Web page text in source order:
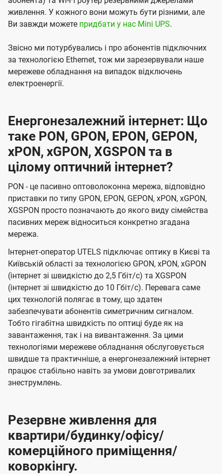
живлення. У кожного вони можуть бути різними, але
Ви завжди можете придбати у нас Mini UPS.
Звісно ми потурбувались і про абонентів підключних
за технологією Ethernet, тож ми зарезервували наше
мережеве обладнання на випадок відключень
електроенергії.
Енергонезалежний інтернет: Що
таке PON, GPON, EPON, GEPON,
xPON, xGPON, XGSPON та в
цілому оптичний інтернет?
PON - це пасивно оптоволоконна мережа, відповідно
приставки по типу GPON, EPON, GEPON, xPON, xGPON,
XGSPON просто позначають до якого виду сімейства
пасивних мереж відноситься конкретно згадана
мережа.
Інтернет-оператор UTELS підключає оптику в Києві та
Київській області за технологією GPON, xPON, xGPON
(інтернет зі швидкістю до 2,5 Гбіт/с) та XGSPON
(інтернет зі швидкістю до 10 Гбіт/с). Перевага саме
цих технологій полягає в тому, що здатен
забезпечувати абонентів симетричним сигналом.
Тобто гігабітна швидкість по оптиці буде як на
завантаження, так і на вивантаження. За цими
технологіями мережеве обладнання обслуговується
швидше та практичніше, а енергонезалежний інтернет
працює стабільно навіть за умови довготривалих
знеструмлень.
Резервне живлення для
квартири/будинку/офісу/
комерційного приміщення/
коворкінгу.